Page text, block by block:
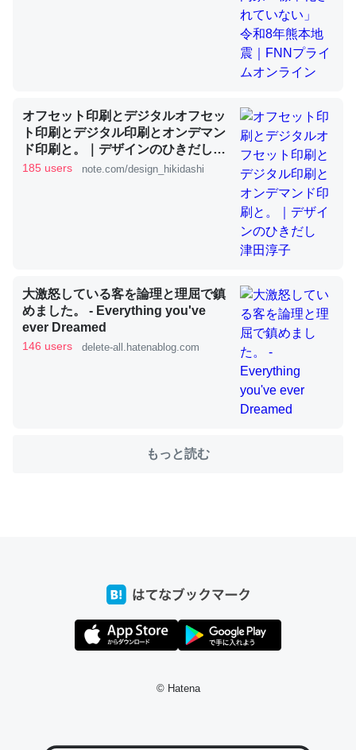
類は苦労してるんだな…。腹足類だと殻を無くしてナメク
ジになったり努力してるし。
─ニュース :: 【研究発表】昆虫学の大問題＝「昆虫はなぜ海にいな
いのか」に関する新仮説
ちぼちRingも置こうかと画策中。あと、Googleマップで
位置情報を共有してる。電池残量や充電中かが分かるので
これ見て生きてるなって分かる。
─たまにLINEするくらいだった遠方の父67歳と僕。ITツール導入で
コミュニケーションが劇的に変化した｜tayorini by LIFULL介護
ちょうど同じ理由でEcho Show 8を設定中でした。Prime
オフセット印刷とデジタルオフセッ
ト印刷とデジタル印刷とオンデマン
ド印刷と。｜デザインのひきだし
津田淳子
185 users note.com/design_hikidashi
大激怒している客を論理と理屈で鎮
めました。 - Everything you've
ever Dreamed
146 users delete-all.hatenablog.com
もっと読む
© Hatena